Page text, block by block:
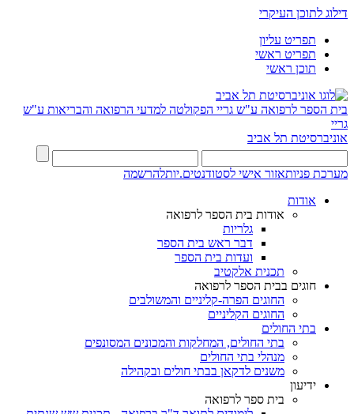
דילוג לתוכן העיקרי
תפריט עליון
תפריט ראשי
תוכן ראשי
בית הספר לרפואה ע"ש גריי הפקולטה למדעי הרפואה והבריאות ע"ש
גריי
אוניברסיטת תל אביב
מערכת פניותאזור אישי לסטודנטים.יותלהרשמה
אודות
אודות בית הספר לרפואה
גלריות
דבר ראש בית הספר
ועדות בית הספר
תכנית אלקטיב
חוגים בבית הספר לרפואה
החוגים הפרה-קליניים והמשולבים
החוגים הקליניים
בתי החולים
בתי החולים, המחלקות והמכונים המסונפים
מנהלי בתי החולים
משנים לדקאן בבתי חולים ובקהילה
ידיעון
בית ספר לרפואה